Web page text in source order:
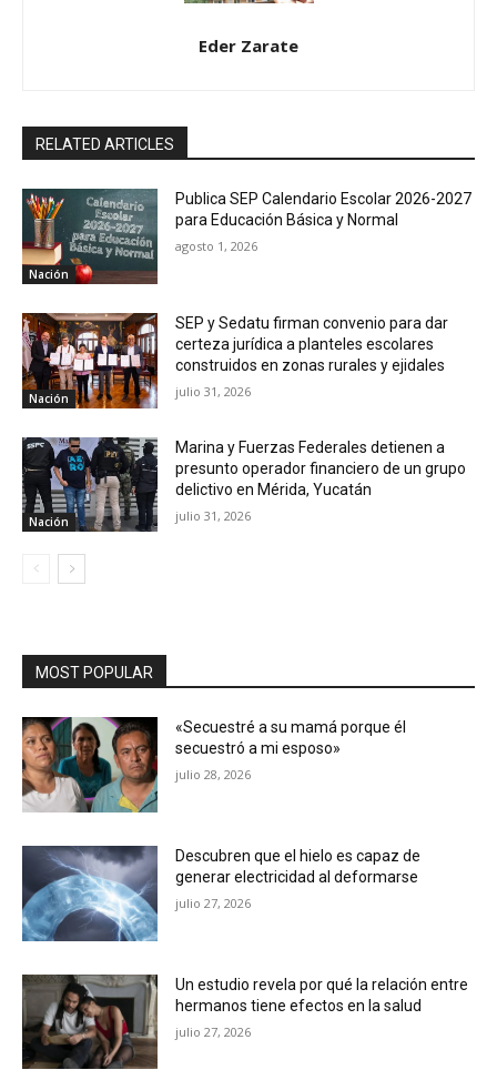
Eder Zarate
RELATED ARTICLES
Nación
Publica SEP Calendario Escolar 2026-2027
para Educación Básica y Normal
agosto 1, 2026
Nación
SEP y Sedatu firman convenio para dar
certeza jurídica a planteles escolares
construidos en zonas rurales y ejidales
julio 31, 2026
Nación
Marina y Fuerzas Federales detienen a
presunto operador financiero de un grupo
delictivo en Mérida, Yucatán
julio 31, 2026
MOST POPULAR
«Secuestré a su mamá porque él
secuestró a mi esposo»
julio 28, 2026
Descubren que el hielo es capaz de
generar electricidad al deformarse
julio 27, 2026
Un estudio revela por qué la relación entre
hermanos tiene efectos en la salud
julio 27, 2026